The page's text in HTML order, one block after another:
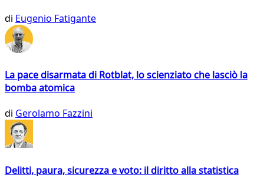
di Eugenio Fatigante
La pace disarmata di Rotblat, lo scienziato che lasciò la
bomba atomica
di Gerolamo Fazzini
Delitti, paura, sicurezza e voto: il diritto alla statistica